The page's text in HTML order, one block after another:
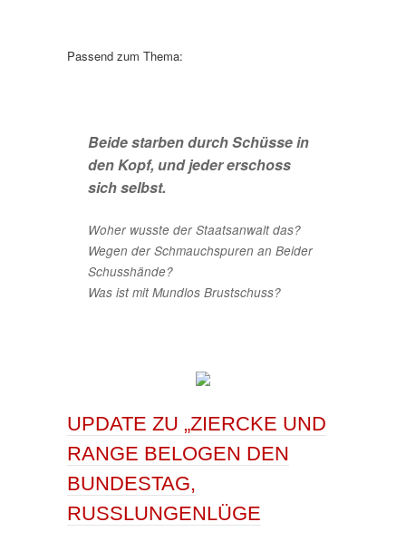
Passend zum Thema:
Beide starben durch Schüsse in
den Kopf, und jeder erschoss
sich selbst.
Woher wusste der Staatsanwalt das?
Wegen der Schmauchspuren an Beider
Schusshände?
Was ist mit Mundlos Brustschuss?
UPDATE ZU „ZIERCKE UND
RANGE BELOGEN DEN
BUNDESTAG,
RUSSLUNGENLÜGE